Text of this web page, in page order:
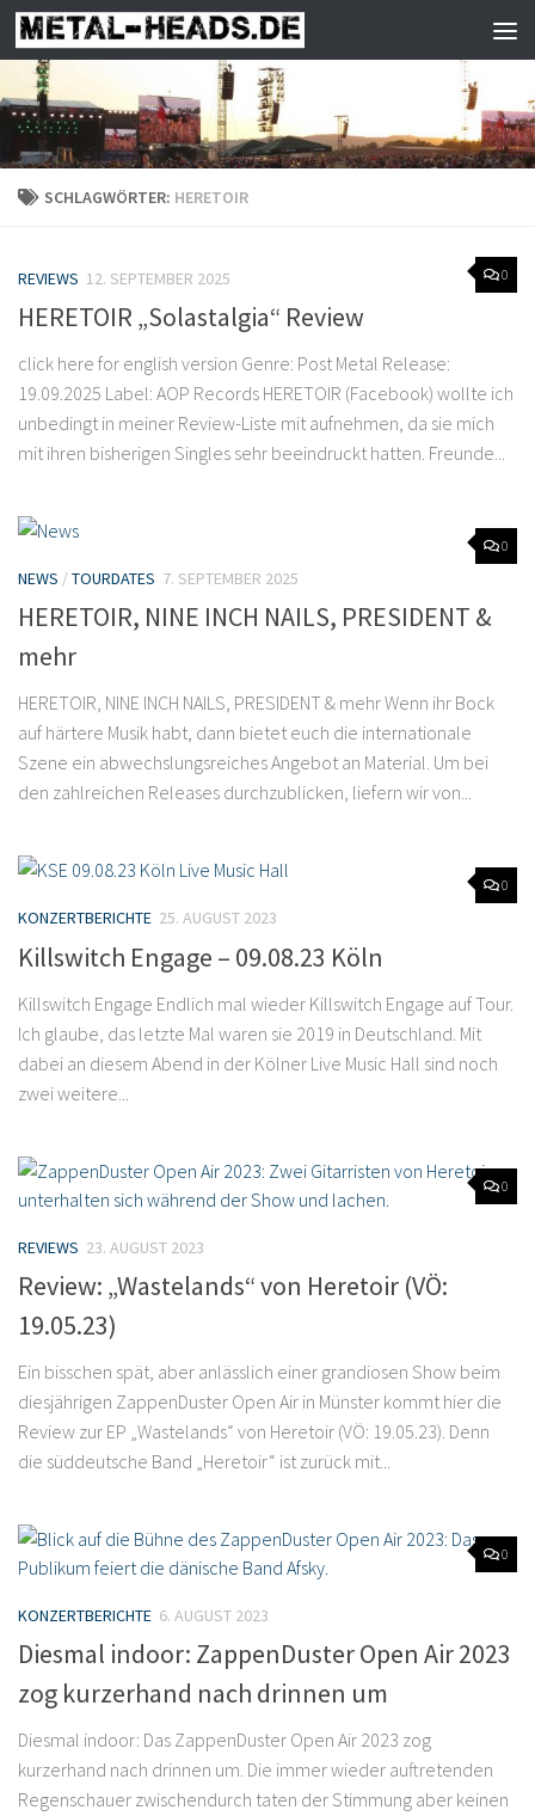
Zum Inhalt springen
SCHLAGWÖRTER: HERETOIR
0
REVIEWS 12. SEPTEMBER 2025
HERETOIR „Solastalgia“ Review
click here for english version Genre: Post Metal Release:
19.09.2025 Label: AOP Records HERETOIR (Facebook) wollte ich
unbedingt in meiner Review-Liste mit aufnehmen, da sie mich
mit ihren bisherigen Singles sehr beeindruckt hatten. Freunde...
0
NEWS /TOURDATES 7. SEPTEMBER 2025
HERETOIR, NINE INCH NAILS, PRESIDENT &
mehr
HERETOIR, NINE INCH NAILS, PRESIDENT & mehr Wenn ihr Bock
auf härtere Musik habt, dann bietet euch die internationale
Szene ein abwechslungsreiches Angebot an Material. Um bei
den zahlreichen Releases durchzublicken, liefern wir von...
0
KONZERTBERICHTE 25. AUGUST 2023
Killswitch Engage – 09.08.23 Köln
Killswitch Engage Endlich mal wieder Killswitch Engage auf Tour.
Ich glaube, das letzte Mal waren sie 2019 in Deutschland. Mit
dabei an diesem Abend in der Kölner Live Music Hall sind noch
zwei weitere...
0
REVIEWS 23. AUGUST 2023
Review: „Wastelands“ von Heretoir (VÖ:
19.05.23)
Ein bisschen spät, aber anlässlich einer grandiosen Show beim
diesjährigen ZappenDuster Open Air in Münster kommt hier die
Review zur EP „Wastelands“ von Heretoir (VÖ: 19.05.23). Denn
die süddeutsche Band „Heretoir“ ist zurück mit...
0
KONZERTBERICHTE 6. AUGUST 2023
Diesmal indoor: ZappenDuster Open Air 2023
zog kurzerhand nach drinnen um
Diesmal indoor: Das ZappenDuster Open Air 2023 zog
kurzerhand nach drinnen um. Die immer wieder auftretenden
Regenschauer zwischendurch taten der Stimmung aber keinen